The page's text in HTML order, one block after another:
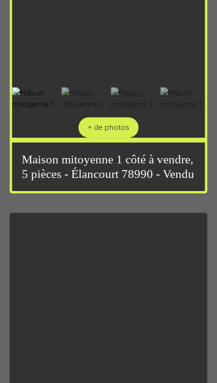
+ de photos
Maison mitoyenne 1 côté à vendre,
5 pièces - Élancourt 78990 - Vendu